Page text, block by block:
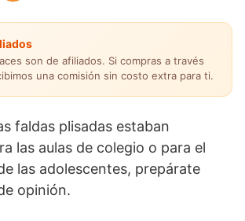
son de afiliados. Si compras a través
una comisión sin costo extra para ti.
faldas plisadas estaban
las aulas de colegio o para el
las adolescentes, prepárate
opinión.